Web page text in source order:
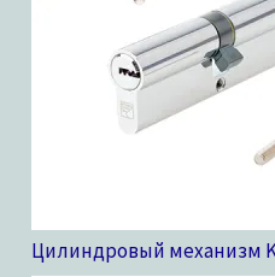
Цилиндровый механизм